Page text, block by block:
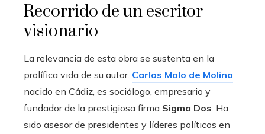
Recorrido de un escritor
visionario
La relevancia de esta obra se sustenta en la
prolífica vida de su autor. Carlos Malo de Molina
nacido en Cádiz, es sociólogo, empresario y
fundador de la prestigiosa firma Sigma Dos . Ha
sido asesor de presidentes y líderes políticos en